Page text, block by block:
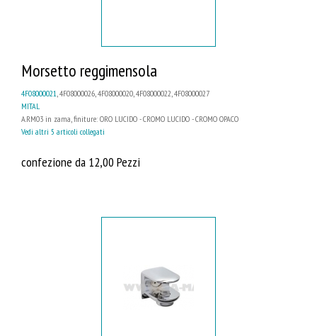
Morsetto reggimensola
4F08000021, 4F08000026, 4F08000020, 4F08000022, 4F08000027
MITAL
A.RM03 in zama, finiture: ORO LUCIDO - CROMO LUCIDO - CROMO OPACO
Vedi altri 5 articoli collegati
confezione da 12,00 Pezzi